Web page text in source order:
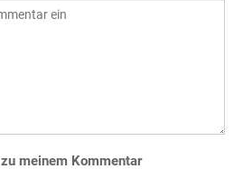
meinem Kommentar